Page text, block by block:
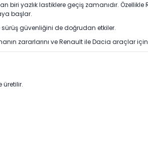
yazlık lastiklere geçiş zamanıdır.
başlar.
güvenliğini de doğrudan etkiler.
zararlarını ve Renault ile Dacia araçlar
üretilir.